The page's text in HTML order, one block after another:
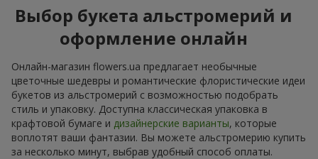
Выбор букета альстромерий и
оформление онлайн
Онлайн-магазин flowers.ua предлагает необычные
цветочные шедевры и романтические флористические идеи
букетов из альстромерий с возможностью подобрать
стиль и упаковку. Доступна классическая упаковка в
крафтовой бумаге и дизайнерские варианты, которые
воплотят ваши фантазии. Вы можете альстромерию купить
за несколько минут, выбрав удобный способ оплаты.